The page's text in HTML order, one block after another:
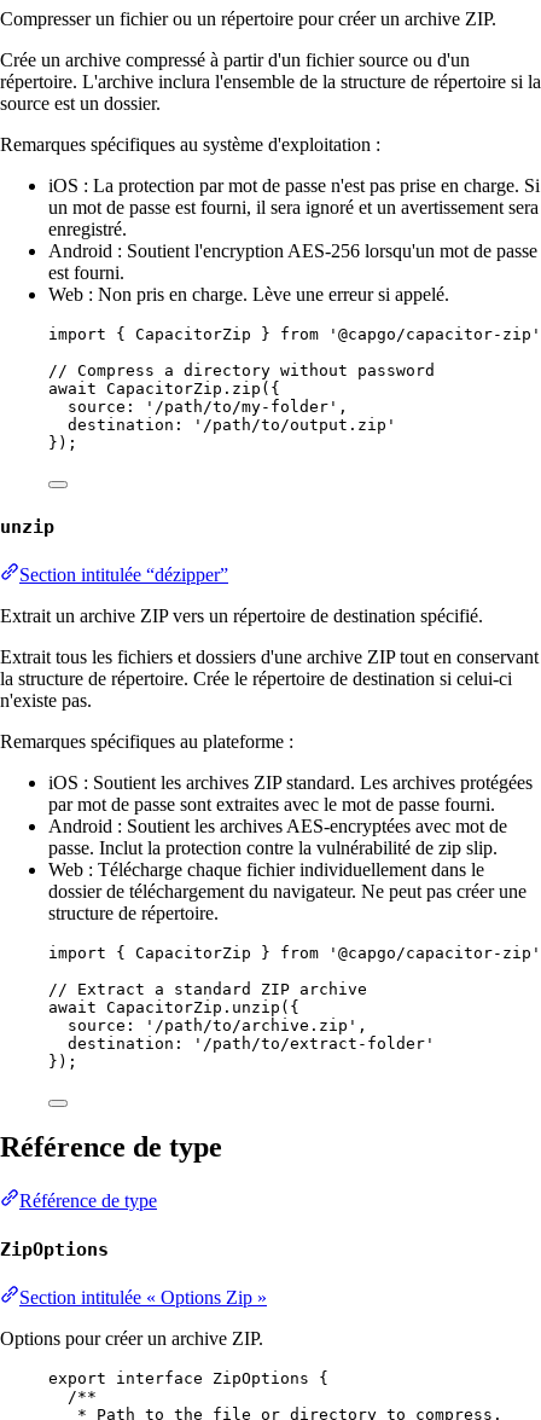
Compresser un fichier ou un répertoire pour créer un archive ZIP.
Crée un archive compressé à partir d'un fichier source ou d'un
répertoire. L'archive inclura l'ensemble de la structure de répertoire si la
source est un dossier.
Remarques spécifiques au système d'exploitation :
iOS : La protection par mot de passe n'est pas prise en charge. Si
un mot de passe est fourni, il sera ignoré et un avertissement sera
enregistré.
Android : Soutient l'encryption AES-256 lorsqu'un mot de passe
est fourni.
Web : Non pris en charge. Lève une erreur si appelé.
import { CapacitorZip } from
'@capgo/capacitor-zip'
// Compress a directory without password
await CapacitorZip. zip ({
source:
'/path/to/my-folder' ,
destination:
'/path/to/output.zip'
});
unzip
Section intitulée “dézipper”
Extrait un archive ZIP vers un répertoire de destination spécifié.
Extrait tous les fichiers et dossiers d'une archive ZIP tout en conservant
la structure de répertoire. Crée le répertoire de destination si celui-ci
n'existe pas.
Remarques spécifiques au plateforme :
iOS : Soutient les archives ZIP standard. Les archives protégées
par mot de passe sont extraites avec le mot de passe fourni.
Android : Soutient les archives AES-encryptées avec mot de
passe. Inclut la protection contre la vulnérabilité de zip slip.
Web : Télécharge chaque fichier individuellement dans le
dossier de téléchargement du navigateur. Ne peut pas créer une
structure de répertoire.
import { CapacitorZip } from
'@capgo/capacitor-zip'
// Extract a standard ZIP archive
await CapacitorZip. unzip ({
source:
'/path/to/archive.zip' ,
destination:
'/path/to/extract-folder'
});
Référence de type
Référence de type
ZipOptions
Section intitulée « Options Zip »
Options pour créer un archive ZIP.
export interface ZipOptions {
/**
* Path to the file or directory to compress.